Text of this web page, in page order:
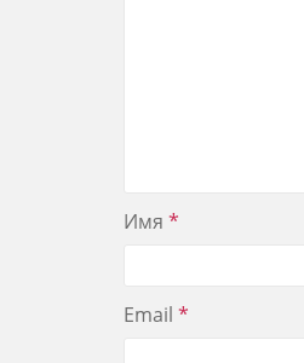
Имя *
Email *